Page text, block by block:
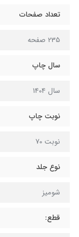
تعداد صفحات
235 صفحه
سال چاپ
سال 1404
نوبت چاپ
نوبت 70
نوع جلد
شومیز
قطع: